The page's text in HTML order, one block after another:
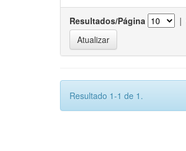
Resultados/Página |
Resultado 1-1 de 1.